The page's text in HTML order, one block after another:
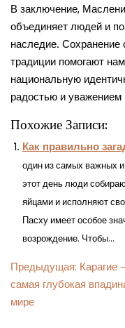
В заключение,
объединяет людей и
наследие.
традиции помогают
национальную
радостью и
Похожие Записи:
Как правильно
один из самых важных
этот день люди
яйцами и исполняют
Пасху имеет особое
возрождение. Чтобы...
Навигация
по
записям
Предыдущая:
самая глубокая
мире